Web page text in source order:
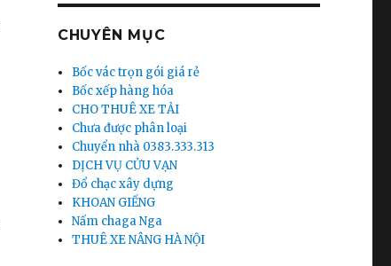
CHUYÊN MỤC
Bốc vác trọn gói giá rẻ
Bốc xếp hàng hóa
CHO THUÊ XE TẢI
Chưa được phân loại
Chuyển nhà 0383.333.313
DỊCH VỤ CỬU VẠN
Đổ chạc xây dựng
KHOAN GIẾNG
Nấm chaga Nga
THUÊ XE NÂNG HÀ NỘI